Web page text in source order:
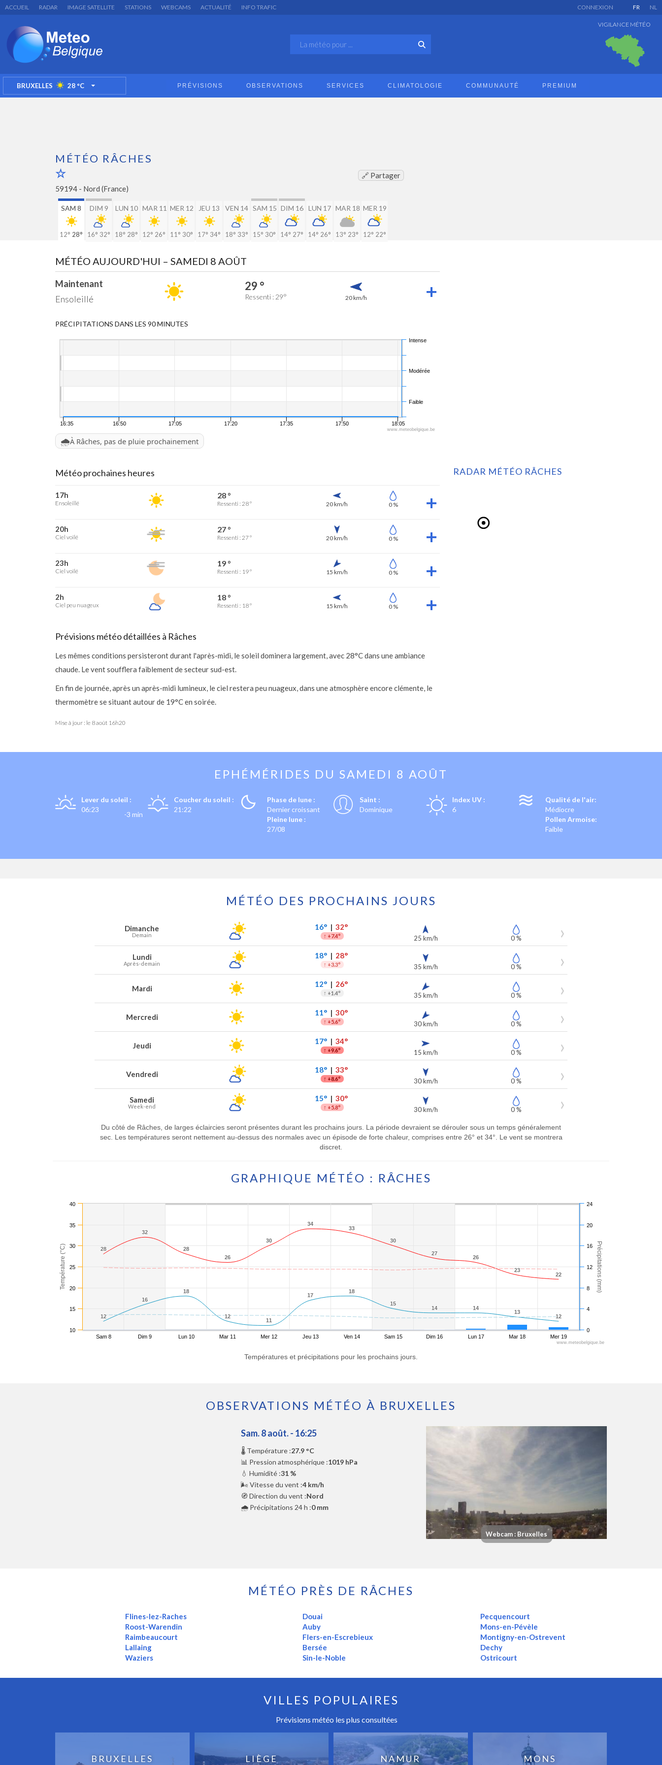
ACCUEIL RADAR IMAGE SATELLITE STATIONS WEBCAMS ACTUALITÉ INFO TRAFIC FR NL
CONNEXION
VIGILANCE MÉTÉO
BRUXELLES 28°C TOGGLE DROPDOWN PRÉVISIONS OBSERVATIONS SERVICES CLIMATOLOGIE COMMUNAUTÉ PREMIUM
MÉTÉO RÂCHES
🔗 Partager
59194 - Nord (France)
SAM 8
12° 28°
DIM 9
16° 32°
LUN 10
18° 28°
MAR 11
12° 26°
MER 12
11° 30°
JEU 13
17° 34°
VEN 14
18° 33°
SAM 15
15° 30°
DIM 16
14° 27°
LUN 17
14° 26°
MAR 18
13° 23°
MER 19
12° 22°
MÉTÉO AUJOURD'HUI – SAMEDI 8 AOÛT
Maintenant
Ensoleillé
29 °
Ressenti : 29° 20 km/h
PRÉCIPITATIONS DANS LES 90 MINUTES
16:35 16:50 17:05 17:20 17:35 17:50 18:05
Faible
Modérée
Intense
www.meteobelgique.be
🌧️À Râches, pas de pluie prochainement
Météo prochaines heures
17h
Ensoleillé
28 °
Ressenti : 28 ° 20 km/h 0 %
20h
Ciel voilé
27 °
Ressenti : 27 ° 20 km/h 0 %
23h
Ciel voilé
19 °
Ressenti : 19 ° 15 km/h 0 %
2h
Ciel peu nuageux
18 °
Ressenti : 18 ° 15 km/h 0 %
Prévisions météo détaillées à Râches
Les mêmes conditions persisteront durant l'après-midi, le soleil dominera largement, avec 28°C dans une ambiance
chaude. Le vent soufflera faiblement de secteur sud-est.
En fin de journée, après un après-midi lumineux, le ciel restera peu nuageux, dans une atmosphère encore clémente, le
thermomètre se situant autour de 19°C en soirée.
Mise à jour : le 8 août 16h20
RADAR MÉTÉO RÂCHES
EPHÉMÉRIDES DU SAMEDI 8 AOÛT
Lever du soleil :
06:23
-3 min
Coucher du soleil :
21:22
Phase de lune :
Dernier croissant
Pleine lune :
27/08
Saint :
Dominique
Index UV :
6
Qualité de l'air:
Médiocre
Pollen Armoise:
Faible
MÉTÉO DES PROCHAINS JOURS
Prévisions météo à Râches pour les 7 prochains jours
Météo Températures Précipitations
Dimanche
Demain
16°| 32°
↑ +7.4° 25 km/h 0 %
Lundi
Après-demain
18°| 28°
↑ +3.3° 35 km/h 0 %
Mardi 12°| 26°
↑ +1.4° 35 km/h 0 %
Mercredi 11°| 30°
↑ +5.6° 30 km/h 0 %
Jeudi 17°| 34°
↑ +9.6° 15 km/h 0 %
Vendredi 18°| 33°
↑ +8.6° 30 km/h 0 %
Samedi
Week-end
15°| 30°
↑ +5.8° 30 km/h 0 %
Du côté de Râches, de larges éclaircies seront présentes durant les prochains jours. La période devraient se dérouler sous un temps généralement
sec. Les températures seront nettement au-dessus des normales avec un épisode de forte chaleur, comprises entre 26° et 34°. Le vent se montrera
discret.
GRAPHIQUE MÉTÉO : RÂCHES
Température (°C) Précipitations (mm)
28
28
32
32
28
28
26
26
30
30
34
34
33
33
30
30
27
27
26
26
23
23
22
22
12
12
16
16
18
18
12
12
11
11
17
17
18
18
15
15
14
14 14
14
13
13
12
12
Sam 8 Dim 9 Lun 10 Mar 11 Mer 12 Jeu 13 Ven 14 Sam 15 Dim 16 Lun 17 Mar 18 Mer 19
10
15
20
25
30
35
40
0
4
8
12
16
20
24
www.meteobelgique.be
Températures et précipitations pour les prochains jours.
OBSERVATIONS MÉTÉO À BRUXELLES
Sam. 8 août. - 16:25
🌡️ Température :27.9 °C
📊 Pression atmosphérique :1019 hPa
💧 Humidité :31 %
🌬️ Vitesse du vent :4 km/h
🧭 Direction du vent :Nord
🌧️ Précipitations 24 h :0 mm
Webcam : Bruxelles
MÉTÉO PRÈS DE RÂCHES
Flines-lez-Raches
Roost-Warendin
Raimbeaucourt
Lallaing
Waziers
Douai
Auby
Flers-en-Escrebieux
Bersée
Sin-le-Noble
Pecquencourt
Mons-en-Pévèle
Montigny-en-Ostrevent
Dechy
Ostricourt
VILLES POPULAIRES
Prévisions météo les plus consultées
BRUXELLES LIÈGE NAMUR MONS